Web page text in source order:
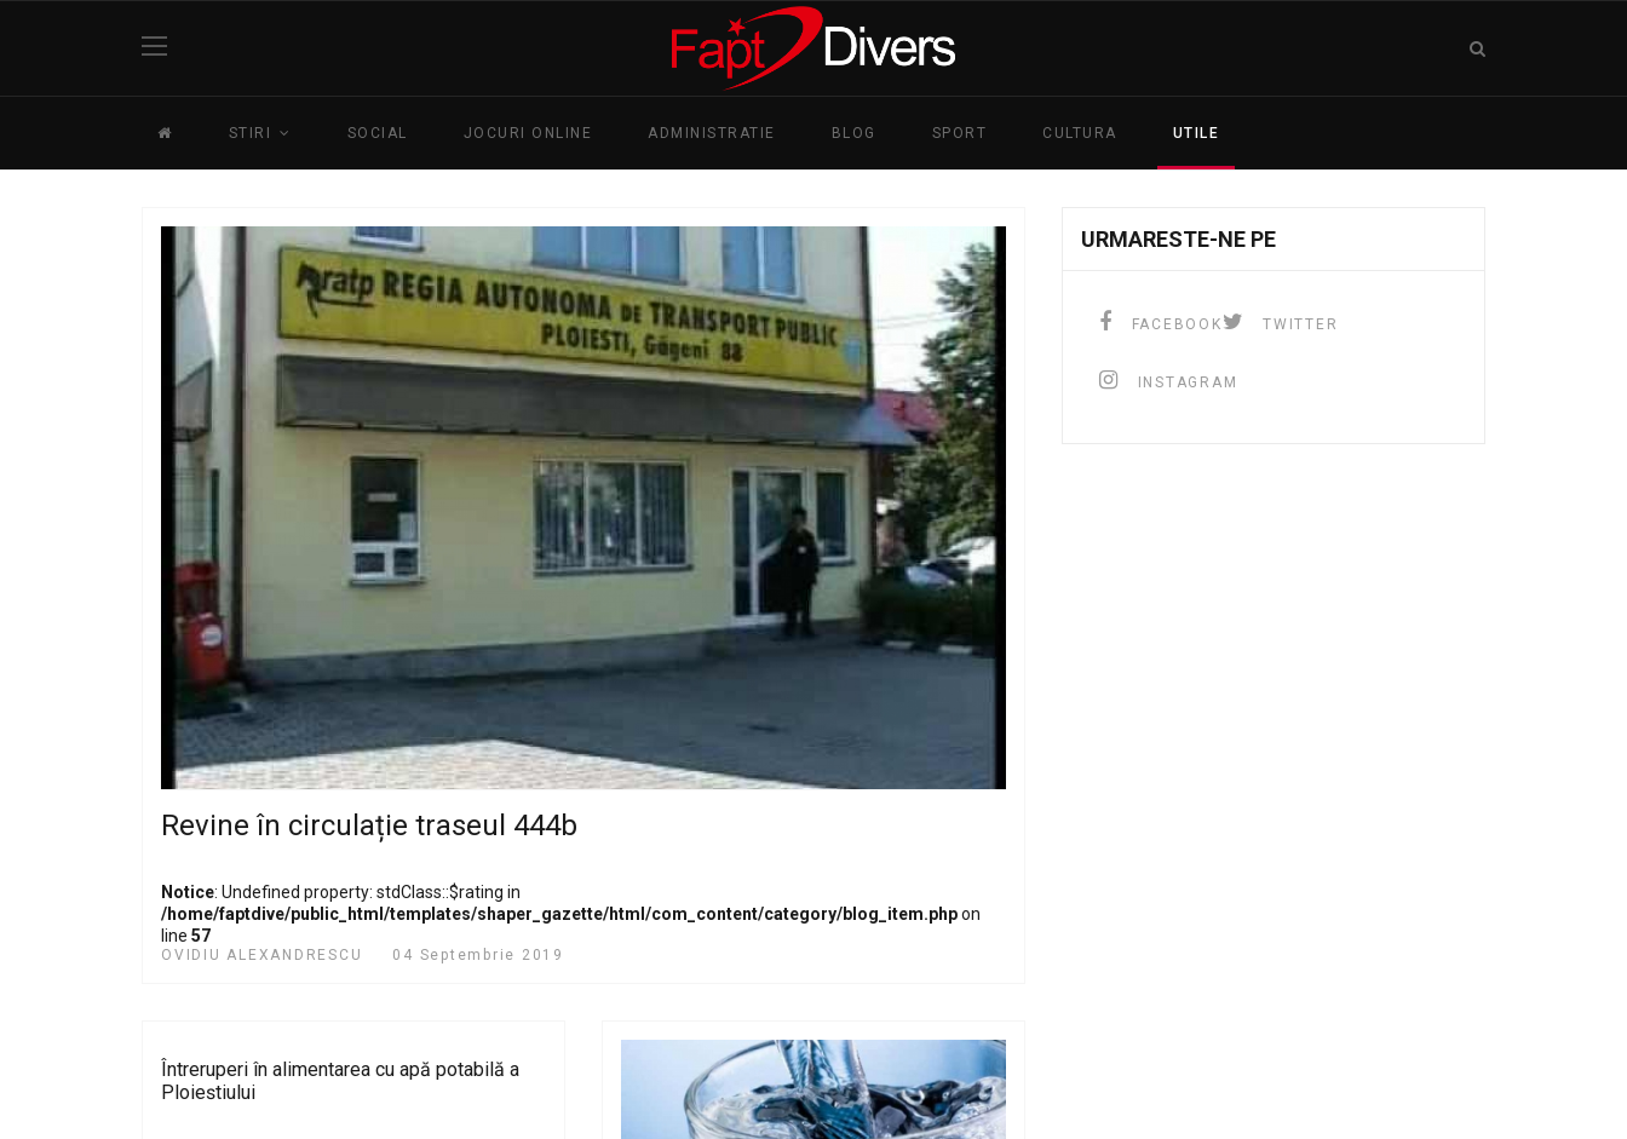
STIRI SOCIAL JOCURI ONLINE ADMINISTRATIE BLOG SPORT CULTURA UTILE
Revine în circulație traseul 444b
Notice: Undefined property: stdClass::$rating in
/home/faptdive/public_html/templates/shaper_gazette/html/com_content/category/blog_item.phpon
line 57
OVIDIU ALEXANDRESCU 04 Septembrie 2019
Întreruperi în alimentarea cu apă potabilă a
Ploieștiului
URMARESTE-NE PE
FACEBOOK TWITTER
INSTAGRAM